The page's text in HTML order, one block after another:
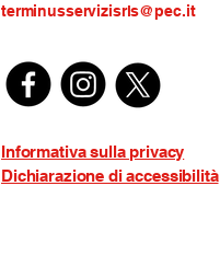
terminusservizisrls@pec.it
Informativa sulla privacy
Dichiarazione di accessibilità